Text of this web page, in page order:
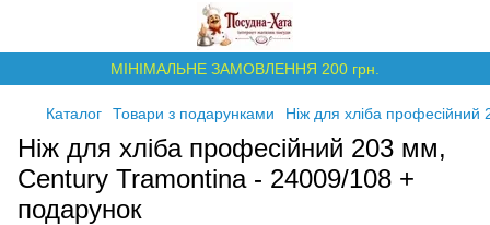
МІНІМАЛЬНЕ ЗАМОВЛЕННЯ 200 грн.
Каталог Товари з подарунками Ніж для хліба
Ніж для хліба професійний 203 мм,
Century Tramontina - 24009/108 +
подарунок